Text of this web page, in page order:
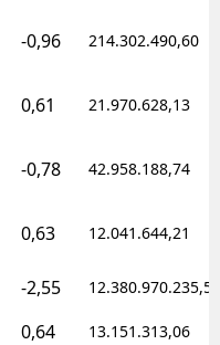
-0,96 214.302.490,60
0,61 21.970.628,13
-0,78 42.958.188,74
0,63 12.041.644,21
-2,55 12.380.970.235,50
0,64 13.151.313,06